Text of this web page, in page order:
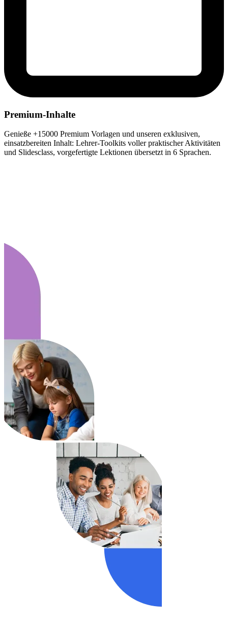
Premium-Inhalte
Genieße +15000 Premium Vorlagen und unseren exklusiven,
einsatzbereiten Inhalt: Lehrer-Toolkits voller praktischer Aktivitäten
und Slidesclass, vorgefertigte Lektionen übersetzt in 6 Sprachen.